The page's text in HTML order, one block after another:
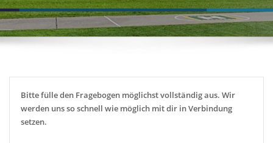
Bitte fülle den Fragebogen möglichst vollständig aus. Wir
werden uns so schnell wie möglich mit dir in Verbindung
setzen.